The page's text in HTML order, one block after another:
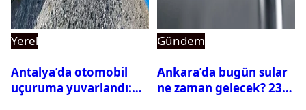
Yerel
Antalya’da otomobil
uçuruma yuvarlandı:
Gündem
Ankara’da bugün sular
ne zaman gelecek? 23